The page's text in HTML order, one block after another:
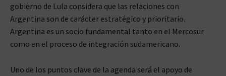
gobierno de Lula considera que las relaciones con
Argentina son de carácter estratégico y prioritario.
Argentina es un socio fundamental tanto en el Mercosur
como en el proceso de integración sudamericano.
Uno de los puntos clave de la agenda será el apoyo de